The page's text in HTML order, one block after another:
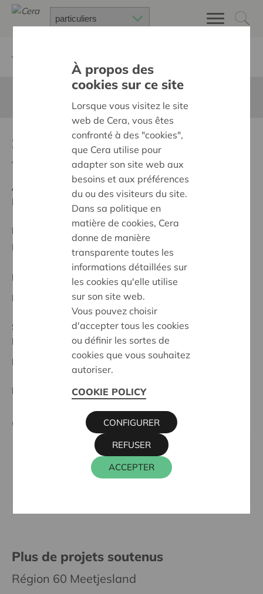
zakboekje wegwijs
Ambition:
Une société solidaire et respectueuse, sans
barrières
Programme:
Offrir à tous les mêmes chances de
participer à part entière, égale et active à la société
Projet régional
Date de début:16/04/2026
Statut:
Meetjesland
Date de décision:04/06/2026
Décision: Refusé
Cera contact
WIM INGELS
016 27 96 46
Plus de projets soutenus
Région 60 Meetjesland
À propos des
cookies sur ce site
Lorsque vous visitez le site
web de Cera, vous êtes
confronté à des "cookies",
que Cera utilise pour
adapter son site web aux
besoins et aux préférences
du ou des visiteurs du site.
Dans sa politique en
matière de cookies, Cera
donne de manière
transparente toutes les
informations détaillées sur
les cookies qu'elle utilise
sur son site web.
Vous pouvez choisir
d'accepter tous les cookies
ou définir les sortes de
cookies que vous souhaitez
autoriser.
COOKIE POLICY
ACCEPTER
REFUSER
CONFIGURER